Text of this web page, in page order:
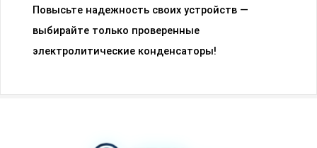
Повысьте надежность своих устройств —
выбирайте только проверенные
электролитические конденсаторы!